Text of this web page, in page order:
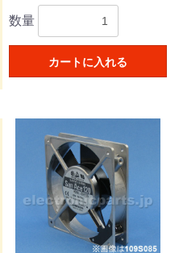
数量
カートに入れる
カートへ進む